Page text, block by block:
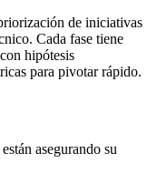
de iniciativas
Cada fase tiene
hipótesis
para pivotar rápido.
asegurando su